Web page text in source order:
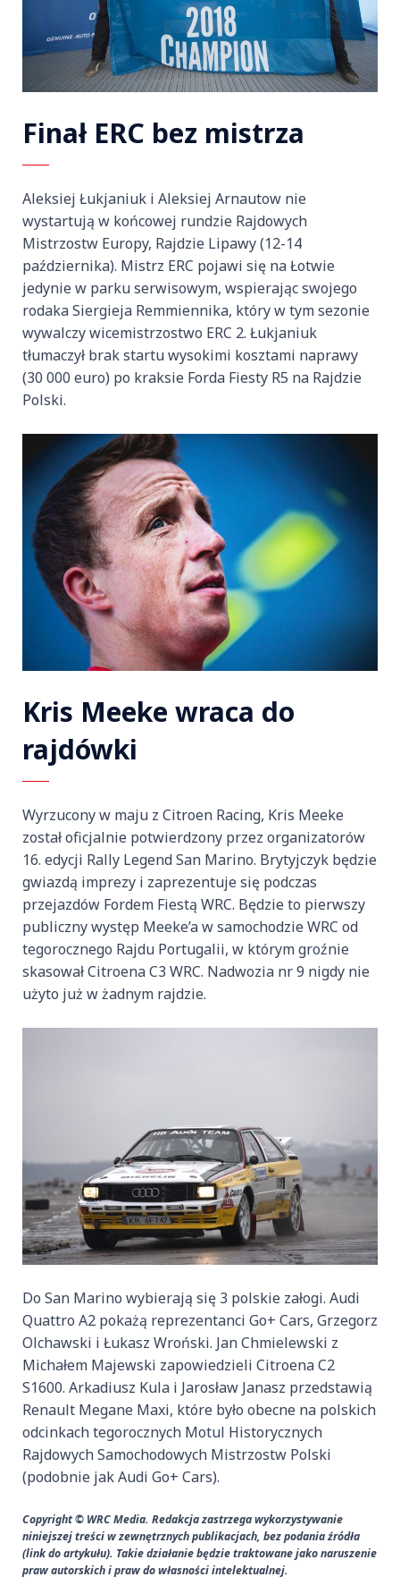
Finał ERC bez mistrza
Aleksiej Łukjaniuk i Aleksiej Arnautow nie
wystartują w końcowej rundzie Rajdowych
Mistrzostw Europy, Rajdzie Lipawy (12-14
października). Mistrz ERC pojawi się na Łotwie
jedynie w parku serwisowym, wspierając swojego
rodaka Siergieja Remmiennika, który w tym sezonie
wywalczy wicemistrzostwo ERC 2. Łukjaniuk
tłumaczył brak startu wysokimi kosztami naprawy
(30 000 euro) po kraksie Forda Fiesty R5 na Rajdzie
Polski.
Kris Meeke wraca do
rajdówki
Wyrzucony w maju z Citroen Racing, Kris Meeke
został oficjalnie potwierdzony przez organizatorów
16. edycji Rally Legend San Marino. Brytyjczyk będzie
gwiazdą imprezy i zaprezentuje się podczas
przejazdów Fordem Fiestą WRC. Będzie to pierwszy
publiczny występ Meeke’a w samochodzie WRC od
tegorocznego Rajdu Portugalii, w którym groźnie
skasował Citroena C3 WRC. Nadwozia nr 9 nigdy nie
użyto już w żadnym rajdzie.
Do San Marino wybierają się 3 polskie załogi. Audi
Quattro A2 pokażą reprezentanci Go+ Cars, Grzegorz
Olchawski i Łukasz Wroński. Jan Chmielewski z
Michałem Majewski zapowiedzieli Citroena C2
S1600. Arkadiusz Kula i Jarosław Janasz przedstawią
Renault Megane Maxi, które było obecne na polskich
odcinkach tegorocznych Motul Historycznych
Rajdowych Samochodowych Mistrzostw Polski
(podobnie jak Audi Go+ Cars).
Copyright © WRC Media. Redakcja zastrzega wykorzystywanie
niniejszej treści w zewnętrznych publikacjach, bez podania źródła
(link do artykułu). Takie działanie będzie traktowane jako naruszenie
praw autorskich i praw do własności intelektualnej.